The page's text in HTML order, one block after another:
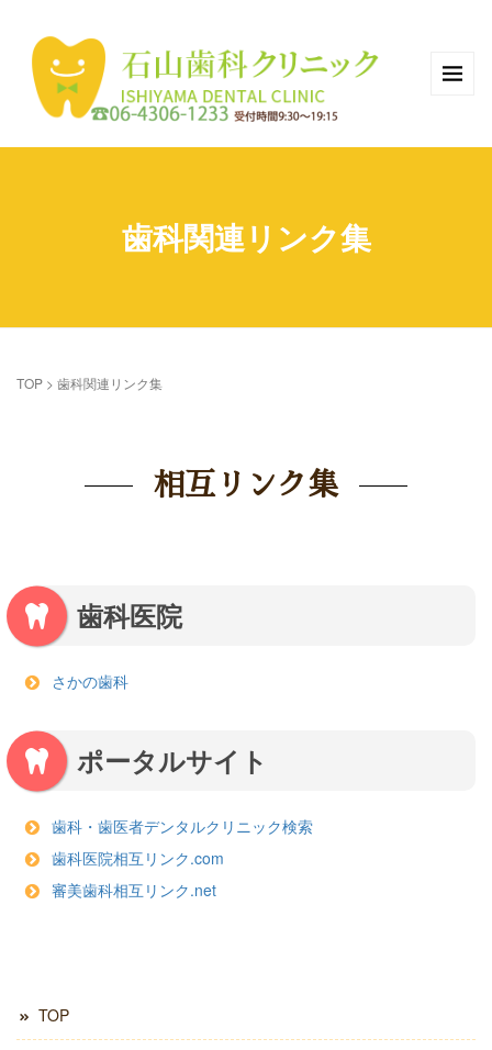
歯科関連リンク集
TOP > 歯科関連リンク集
相互リンク集
歯科医院
さかの歯科
ポータルサイト
歯科・歯医者デンタルクリニック検索
歯科医院相互リンク.com
審美歯科相互リンク.net
TOP